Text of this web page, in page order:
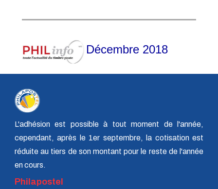
Décembre 2018
L'adhésion est possible à tout moment de l'année,
cependant, après le 1er septembre, la cotisation est
réduite au tiers de son montant pour le reste de l'année
en cours.
Philapostel